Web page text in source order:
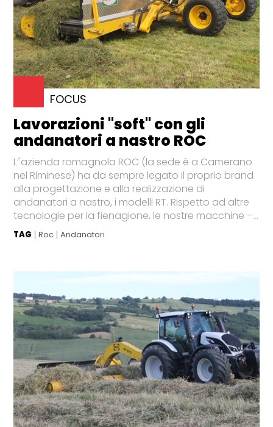
FOCUS
Lavorazioni "soft" con gli
andanatori a nastro ROC
L’'azienda romagnola ROC (la sede è a Camerano
nel Riminese) ha da sempre legato il proprio brand
alla progettazione e alla realizzazione di
andanatori a nastro, i modelli RT. Rispetto ad altre
tecnologie per la fienagione, le nostre macchine –...
TAG Roc Andanatori